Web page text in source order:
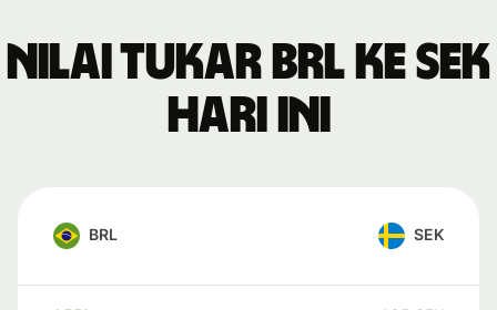
Nilai tukar BRL ke SEK
hari ini
BRL SEK